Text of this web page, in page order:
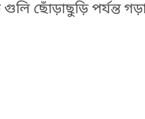
গুলি ছোঁড়াছুড়ি